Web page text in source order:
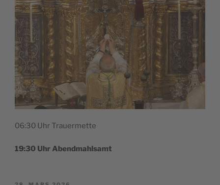
06:30 Uhr Trauermette
19:30 Uhr Abendmahlsamt